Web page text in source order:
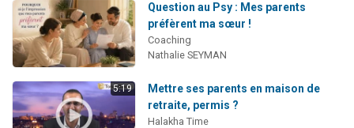
Question au Psy : Mes parents
préfèrent ma sœur !
Coaching
Nathalie SEYMAN
5:19
Mettre ses parents en maison de
retraite, permis ?
Halakha Time